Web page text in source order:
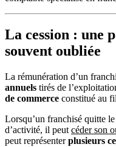
La cession : une
souvent oubliée
La rémunération d’un
annuels tirés de
de commerce constitué au
Lorsqu’un franchisé quitte
d’activité, il peut céder son
peut représenterplusieurs